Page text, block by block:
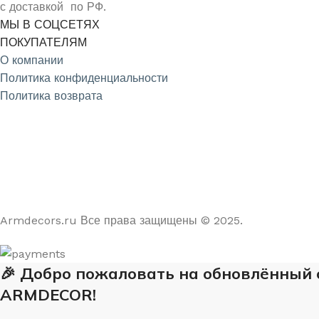
с доставкой по РФ.
МЫ В СОЦСЕТЯХ
ПОКУПАТЕЛЯМ
О компании
Политика конфиденциальности
Политика возврата
Armdecors.ru Все права защищены © 2025. ​
🎉 Добро пожаловать на обновлённый
ARMDECOR!